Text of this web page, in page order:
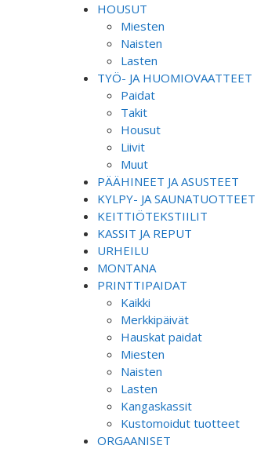
HOUSUT
Miesten
Naisten
Lasten
TYÖ- JA HUOMIOVAATTEET
Paidat
Takit
Housut
Liivit
Muut
PÄÄHINEET JA ASUSTEET
KYLPY- JA SAUNATUOTTEET
KEITTIÖTEKSTIILIT
KASSIT JA REPUT
URHEILU
MONTANA
PRINTTIPAIDAT
Kaikki
Merkkipäivät
Hauskat paidat
Miesten
Naisten
Lasten
Kangaskassit
Kustomoidut tuotteet
ORGAANISET